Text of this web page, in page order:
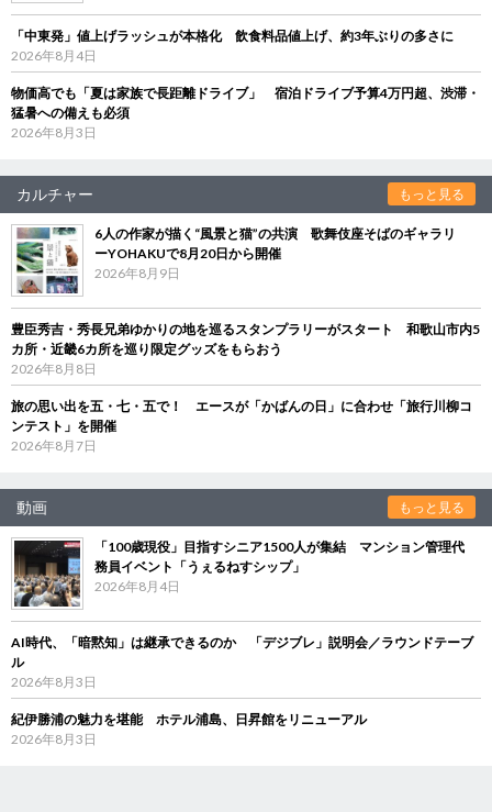
「中東発」値上げラッシュが本格化 飲食料品値上げ、約3年ぶりの多さに
2026年8月4日
物価高でも「夏は家族で長距離ドライブ」 宿泊ドライブ予算4万円超、渋滞・
猛暑への備えも必須
2026年8月3日
カルチャー もっと見る
6人の作家が描く“風景と猫”の共演 歌舞伎座そばのギャラリ
ーYOHAKUで8月20日から開催
2026年8月9日
豊臣秀吉・秀長兄弟ゆかりの地を巡るスタンプラリーがスタート 和歌山市内5
カ所・近畿6カ所を巡り限定グッズをもらおう
2026年8月8日
旅の思い出を五・七・五で！ エースが「かばんの日」に合わせ「旅行川柳コ
ンテスト」を開催
2026年8月7日
動画 もっと見る
「100歳現役」目指すシニア1500人が集結 マンション管理代
務員イベント「うぇるねすシップ」
2026年8月4日
AI時代、「暗黙知」は継承できるのか 「デジブレ」説明会／ラウンドテーブ
ル
2026年8月3日
紀伊勝浦の魅力を堪能 ホテル浦島、日昇館をリニューアル
2026年8月3日